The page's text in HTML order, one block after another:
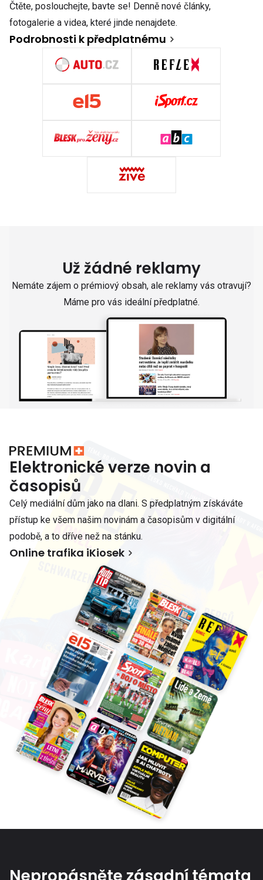
Čtěte, poslouchejte, bavte se! Denně nové články,
fotogalerie a videa, které jinde nenajdete.
Podrobnosti k předplatnému
Už žádné reklamy
Nemáte zájem o prémiový obsah, ale reklamy vás otravují?
Máme pro vás ideální předplatné.
Elektronické verze novin a
časopisů
Celý mediální dům jako na dlani. S předplatným získáváte
přístup ke všem našim novinám a časopisům v digitální
podobě, a to dříve než na stánku.
Online trafika iKiosek